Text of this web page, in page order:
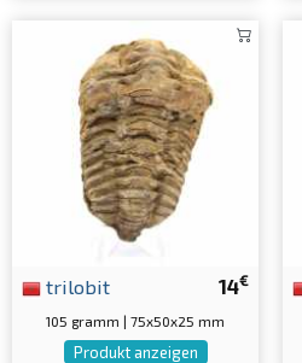
14€
trilobit
105 gramm | 75x50x25 mm
Produkt anzeigen